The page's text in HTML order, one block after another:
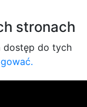
stronach
dostęp do tych